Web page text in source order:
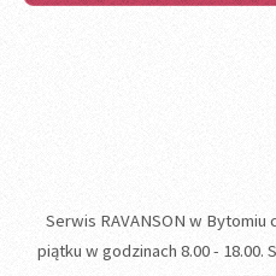
Serwis RAVANSON w Bytomiu
piątku w godzinach 8.00 - 18.00.